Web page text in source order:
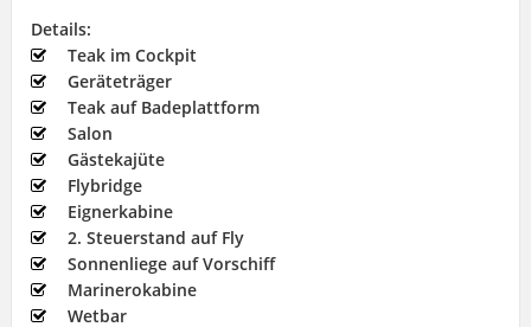
Details:
Teak im Cockpit
Geräteträger
Teak auf Badeplattform
Salon
Gästekajüte
Flybridge
Eignerkabine
2. Steuerstand auf Fly
Sonnenliege auf Vorschiff
Marinerokabine
Wetbar